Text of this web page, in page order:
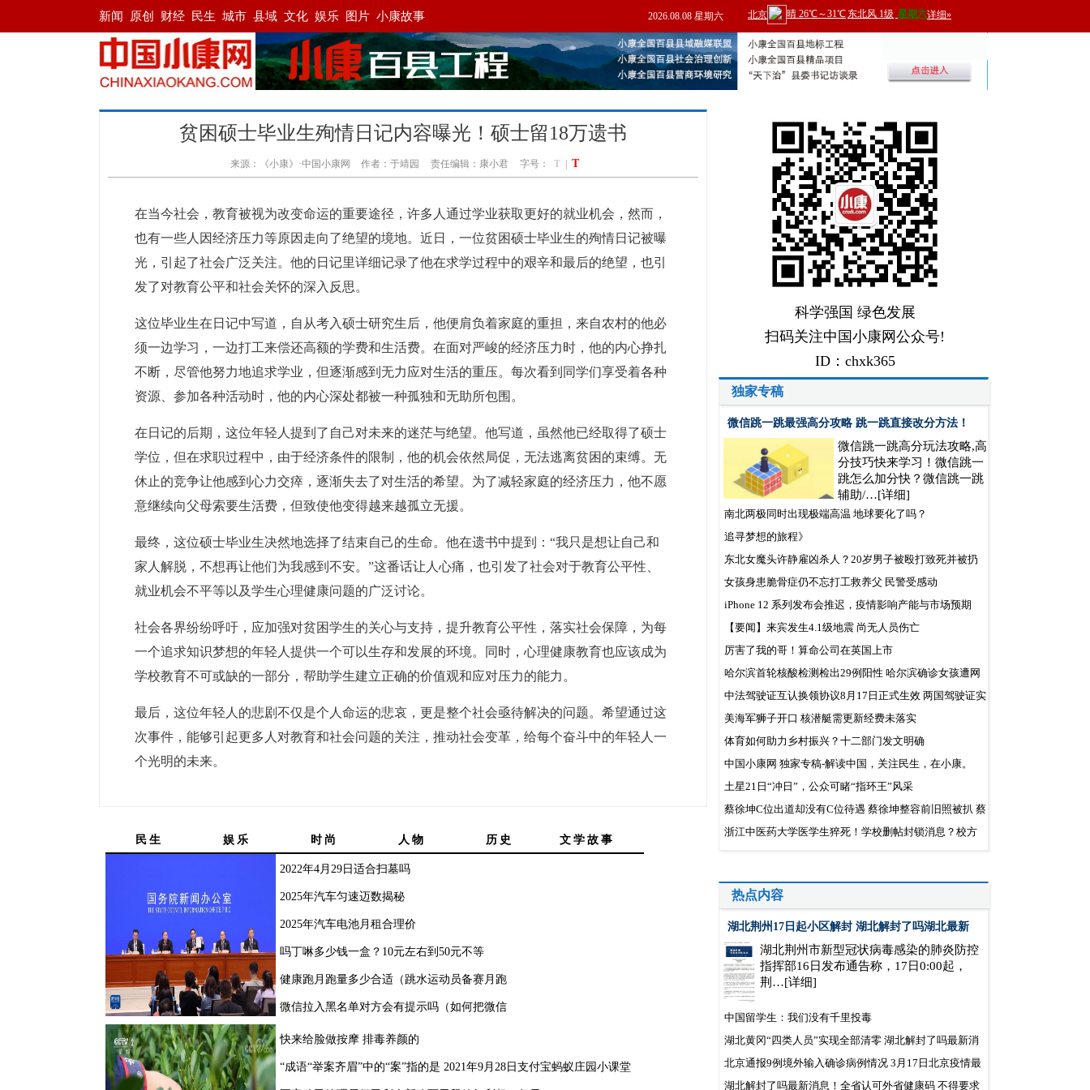
贫困硕士毕业生殉情日记内容曝光！硕士留18万遗书
来源：《小康》·中国小康网 作者：于靖园 责任编辑：康小君 字号： T T
在当今社会，教育被视为改变命运的重要途径，许多人通过学业获取更好的就业机会，然而，
也有一些人因经济压力等原因走向了绝望的境地。近日，一位贫困硕士毕业生的殉情日记被曝
光，引起了社会广泛关注。他的日记里详细记录了他在求学过程中的艰辛和最后的绝望，也引
发了对教育公平和社会关怀的深入反思。
这位毕业生在日记中写道，自从考入硕士研究生后，他便肩负着家庭的重担，来自农村的他必
须一边学习，一边打工来偿还高额的学费和生活费。在面对严峻的经济压力时，他的内心挣扎
不断，尽管他努力地追求学业，但逐渐感到无力应对生活的重压。每次看到同学们享受着各种
资源、参加各种活动时，他的内心深处都被一种孤独和无助所包围。
在日记的后期，这位年轻人提到了自己对未来的迷茫与绝望。他写道，虽然他已经取得了硕士
学位，但在求职过程中，由于经济条件的限制，他的机会依然局促，无法逃离贫困的束缚。无
休止的竞争让他感到心力交瘁，逐渐失去了对生活的希望。为了减轻家庭的经济压力，他不愿
意继续向父母索要生活费，但致使他变得越来越孤立无援。
最终，这位硕士毕业生决然地选择了结束自己的生命。他在遗书中提到：“我只是想让自己和
家人解脱，不想再让他们为我感到不安。”这番话让人心痛，也引发了社会对于教育公平性、
就业机会不平等以及学生心理健康问题的广泛讨论。
社会各界纷纷呼吁，应加强对贫困学生的关心与支持，提升教育公平性，落实社会保障，为每
一个追求知识梦想的年轻人提供一个可以生存和发展的环境。同时，心理健康教育也应该成为
学校教育不可或缺的一部分，帮助学生建立正确的价值观和应对压力的能力。
最后，这位年轻人的悲剧不仅是个人命运的悲哀，更是整个社会亟待解决的问题。希望通过这
次事件，能够引起更多人对教育和社会问题的关注，推动社会变革，给每个奋斗中的年轻人一
个光明的未来。
科学强国 绿色发展
扫码关注中国小康网公众号!
ID：chxk365